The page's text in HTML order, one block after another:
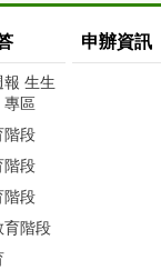
報 生生
專區
階段
階段
階段
育階段
申辦資訊